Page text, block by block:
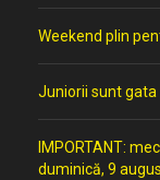
Weekend plin
Juniorii sunt
IMPORTANT:
duminică, 9